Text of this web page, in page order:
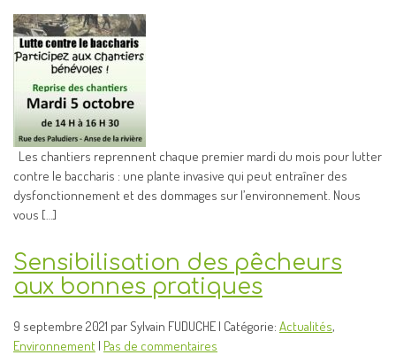
Les chantiers reprennent chaque premier mardi du mois pour lutter
contre le baccharis : une plante invasive qui peut entraîner des
dysfonctionnement et des dommages sur l’environnement. Nous
vous […]
Sensibilisation des pêcheurs
aux bonnes pratiques
9 septembre 2021 par Sylvain FUDUCHE | Catégorie: Actualités,
Environnement | Pas de commentaires